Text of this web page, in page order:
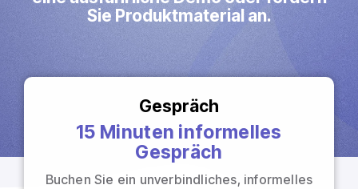
Sie Produktmaterial an.
Gespräch
15 Minuten informelles
Gespräch
Buchen Sie ein unverbindliches, informelles